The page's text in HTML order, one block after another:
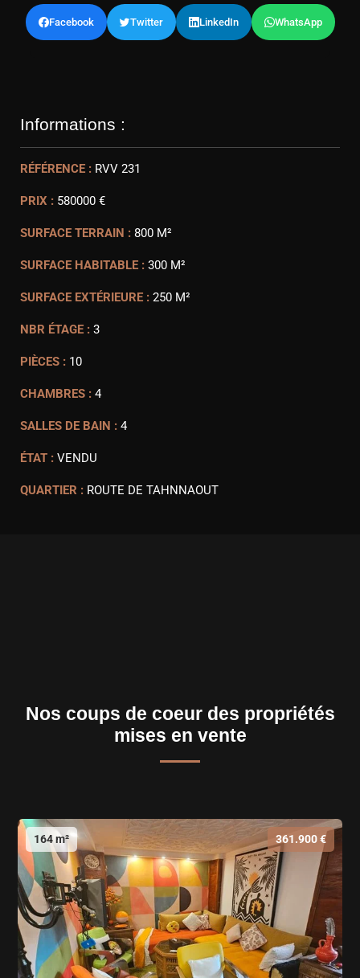
Facebook Twitter LinkedIn WhatsApp
Informations :
RÉFÉRENCE : RVV 231
PRIX : 580000 €
SURFACE TERRAIN : 800 M²
SURFACE HABITABLE : 300 M²
SURFACE EXTÉRIEURE : 250 M²
NBR ÉTAGE : 3
PIÈCES : 10
CHAMBRES : 4
SALLES DE BAIN : 4
ÉTAT : VENDU
QUARTIER : ROUTE DE TAHNNAOUT
Nos coups de coeur des propriétés
mises en vente
164 m² 361.900 €